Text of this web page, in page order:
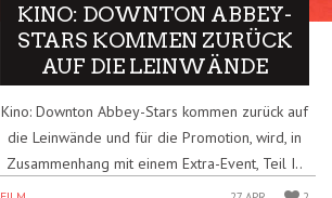
KINO: DOWNTON ABBEY-
STARS KOMMEN ZURÜCK
AUF DIE LEINWÄNDE
Kino: Downton Abbey-Stars kommen zurück auf
die Leinwände und für die Promotion, wird, in
Zusammenhang mit einem Extra-Event, Teil I..